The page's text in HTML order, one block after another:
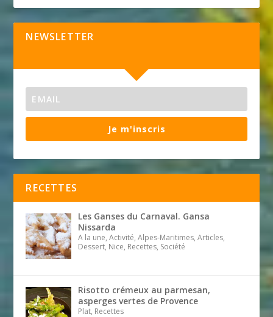
NEWSLETTER
Je m'inscris
RECETTES
Les Ganses du Carnaval. Gansa
Nissarda
A la une, Activité, Alpes-Maritimes, Articles,
Dessert, Nice, Recettes, Société
Risotto crémeux au parmesan,
asperges vertes de Provence
Plat, Recettes